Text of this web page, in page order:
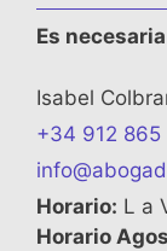
Es
Isabel
+34 912 865
Horario: L a
Horario